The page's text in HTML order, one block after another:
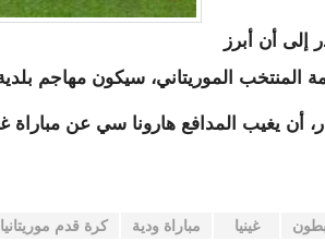
إلى أن أبرز
المنتخب الموريتاني، سيكون مهاجم
أن يغيب المدافع هارونا سي عن مباراة
غينيا مباراة ودية كرة قدم موريتانيا